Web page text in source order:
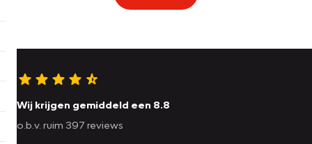
Wij krijgen gemiddeld een 8.8
o.b.v. ruim 397 reviews